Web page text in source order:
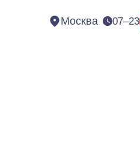
Москва 07–23